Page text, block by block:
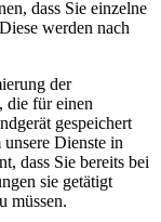
dass Sie einzelne
werden nach
der
die für einen
gespeichert
Dienste in
dass Sie bereits bei
sie getätigt
müssen.